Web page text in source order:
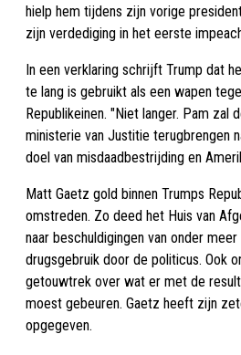
hielp hem tijdens zijn vorige
zijn verdediging in het eerste
In een verklaring schrijft Trump dat
te lang is gebruikt als een wapen
Republikeinen. "Niet langer. Pam zal
ministerie van Justitie terugbrengen
doel van misdaadbestrijding en
Matt Gaetz gold binnen Trumps
omstreden. Zo deed het Huis van
naar beschuldigingen van onder
drugsgebruik door de politicus. Ook
getouwtrek over wat er met de
moest gebeuren. Gaetz heeft zijn
opgegeven.